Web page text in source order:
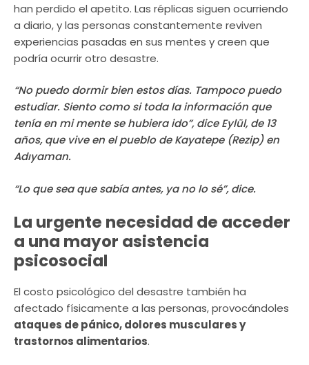
han perdido el apetito. Las réplicas siguen ocurriendo
a diario, y las personas constantemente reviven
experiencias pasadas en sus mentes y creen que
podría ocurrir otro desastre.
“No puedo dormir bien estos días. Tampoco puedo
estudiar. Siento como si toda la información que
tenía en mi mente se hubiera ido”, dice Eylül, de 13
años, que vive en el pueblo de Kayatepe (Rezip) en
Adıyaman.
“Lo que sea que sabía antes, ya no lo sé”, dice.
La urgente necesidad de acceder
a una mayor asistencia
psicosocial
El costo psicológico del desastre también ha
afectado físicamente a las personas, provocándoles
ataques de pánico, dolores musculares y
trastornos alimentarios.